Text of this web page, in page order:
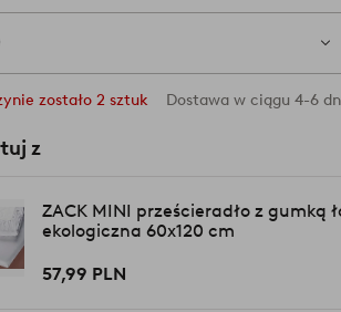
zostało 2 sztuk Dostawa w ciągu 4-6
z
ZACK MINI prześcieradło z gumką
ekologiczna 60x120 cm
57,99 PLN